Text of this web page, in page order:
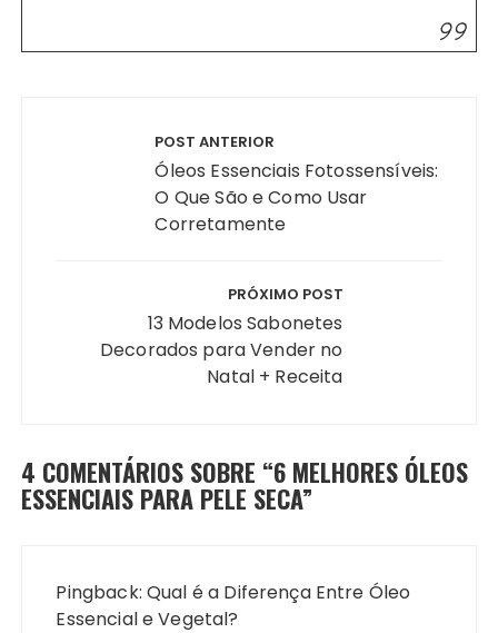
POST ANTERIOR
Óleos Essenciais Fotossensíveis:
O Que São e Como Usar
Corretamente
PRÓXIMO POST
13 Modelos Sabonetes
Decorados para Vender no
Natal + Receita
4 COMENTÁRIOS SOBRE “6 MELHORES ÓLEOS
ESSENCIAIS PARA PELE SECA”
Pingback: Qual é a Diferença Entre Óleo
Essencial e Vegetal?